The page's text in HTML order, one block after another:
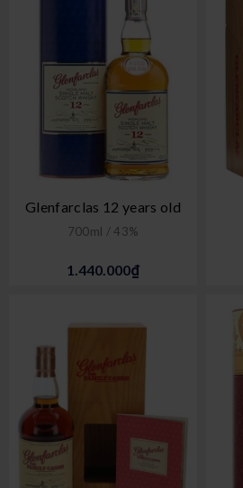
Glenfarclas 12 years old
700ml / 43%
1.440.000₫